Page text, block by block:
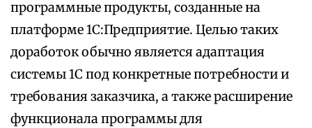
программные продукты, созданные на
платформе 1С:Предприятие. Целью таких
доработок обычно является адаптация
системы 1С под конкретные потребности и
требования заказчика, а также расширение
функционала программы для